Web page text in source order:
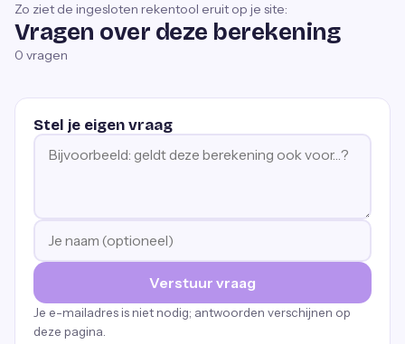
Zo ziet de ingesloten rekentool eruit op je site:
Vragen over deze berekening
0 vragen
Stel je eigen vraag
Verstuur vraag
Je e-mailadres is niet nodig; antwoorden verschijnen op
deze pagina.